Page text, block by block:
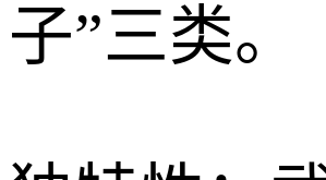
子”三类。